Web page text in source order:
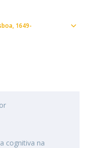
1649-
cognitiva na